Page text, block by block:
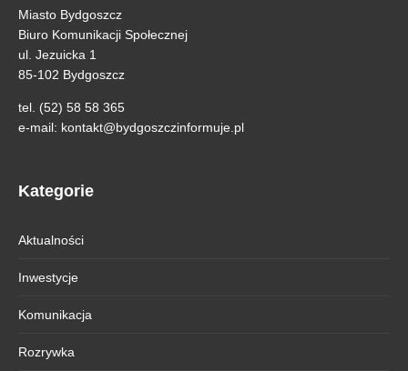
Miasto Bydgoszcz
Biuro Komunikacji Społecznej
ul. Jezuicka 1
85-102 Bydgoszcz
tel. (52) 58 58 365
e-mail: kontakt@bydgoszczinformuje.pl
Kategorie
Aktualności
Inwestycje
Komunikacja
Rozrywka